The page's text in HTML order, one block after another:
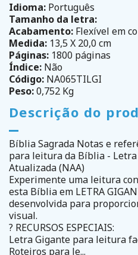
Idioma: Português
Tamanho da letra:
Acabamento: Flexível em
Medida: 13,5 X 20,0 cm
Páginas: 1800 páginas
Índice: Não
Código: NA065TILGI
Peso:0,752 Kg
Descrição do
Bíblia Sagrada Notas e
para leitura da Bíblia -
Atualizada (NAA)
Experimente uma leitura
esta Bíblia em LETRA
desenvolvida para
visual.
? RECURSOS ESPECIAIS:
Letra Gigante para leitura
Roteiros para le...